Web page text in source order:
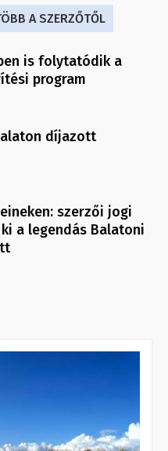
A SZERZŐTŐL
is folytatódik a
program
díjazott
szerzői jogi
a legendás Balatoni